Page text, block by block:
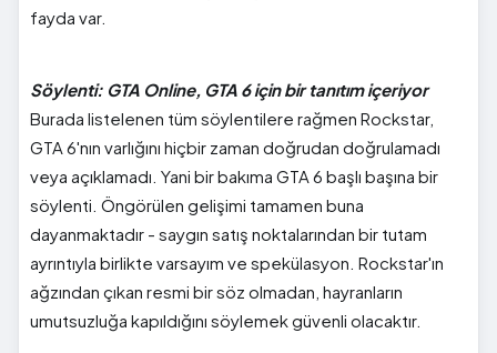
fayda var.
Söylenti: GTA Online, GTA 6 için bir tanıtım içeriyor
Burada listelenen tüm söylentilere rağmen Rockstar,
GTA 6'nın varlığını hiçbir zaman doğrudan doğrulamadı
veya açıklamadı. Yani bir bakıma GTA 6 başlı başına bir
söylenti. Öngörülen gelişimi tamamen buna
dayanmaktadır - saygın satış noktalarından bir tutam
ayrıntıyla birlikte varsayım ve spekülasyon. Rockstar'ın
ağzından çıkan resmi bir söz olmadan, hayranların
umutsuzluğa kapıldığını söylemek güvenli olacaktır.